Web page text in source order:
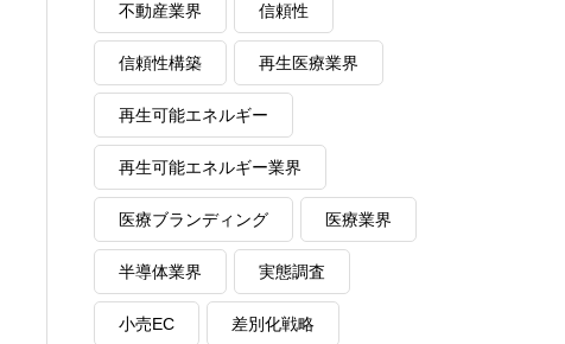
不動産業界 信頼性
信頼性構築 再生医療業界
再生可能エネルギー
再生可能エネルギー業界
医療ブランディング 医療業界
半導体業界 実態調査
小売EC 差別化戦略